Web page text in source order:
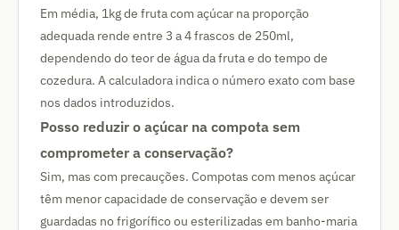
Em média, 1kg de fruta com açúcar na proporção
adequada rende entre 3 a 4 frascos de 250ml,
dependendo do teor de água da fruta e do tempo de
cozedura. A calculadora indica o número exato com base
nos dados introduzidos.
Posso reduzir o açúcar na compota sem
comprometer a conservação?
Sim, mas com precauções. Compotas com menos açúcar
têm menor capacidade de conservação e devem ser
guardadas no frigorífico ou esterilizadas em banho-maria